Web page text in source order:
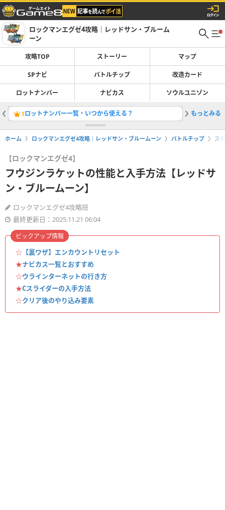
ロックマンエグゼ4攻略｜レッドサン・ブルーム
ーン
攻略TOP ストーリー マップ
SPナビ バトルチップ 改造カード
ロットナンバー ナビカス ソウルユニゾン
1ロットナンバー一覧・いつから使える？ もっとみる
ホーム ロックマンエグゼ4攻略｜レッドサン・ブルームーン バトルチップ ス
【ロックマンエグゼ4】
フウジンラケットの性能と入手方法【レッドサ
ン・ブルームーン】
ロックマンエグゼ4攻略班
最終更新日：2025.11.21 06:04
☆ 【裏ワザ】エンカウントリセット
★ナビカス一覧とおすすめ
☆ウラインターネットの行き方
★Cスライダーの入手方法
☆クリア後のやり込み要素
ピックアップ情報